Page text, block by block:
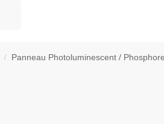
/ Panneau Photoluminescent /